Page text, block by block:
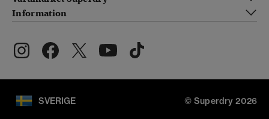
Information
SVERIGE © Superdry 2026